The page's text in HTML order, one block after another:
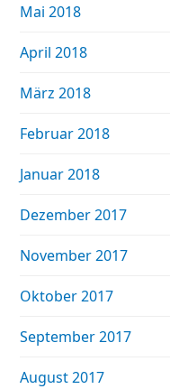
Mai 2018
April 2018
März 2018
Februar 2018
Januar 2018
Dezember 2017
November 2017
Oktober 2017
September 2017
August 2017